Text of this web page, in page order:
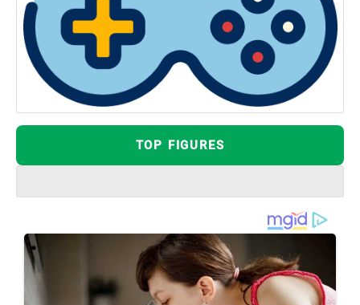
TOP FIGURES